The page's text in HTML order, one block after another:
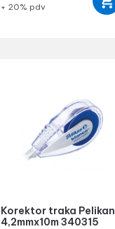
+ 20% pdv
Korektor traka Pelikan
4,2mmx10m 340315